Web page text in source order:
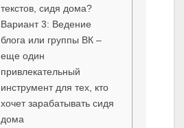
текстов, сидя дома?
Вариант 3: Ведение
блога или группы ВК –
еще один
привлекательный
инструмент для тех, кто
хочет зарабатывать сидя
дома